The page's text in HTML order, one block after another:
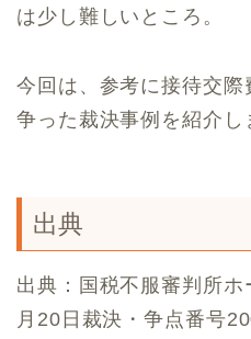
は少し難しいところ。
今回は、参考に接待交
争った裁決事例を紹介し
出典
出典：国税不服審判所ホ
月20日裁決・争点番号